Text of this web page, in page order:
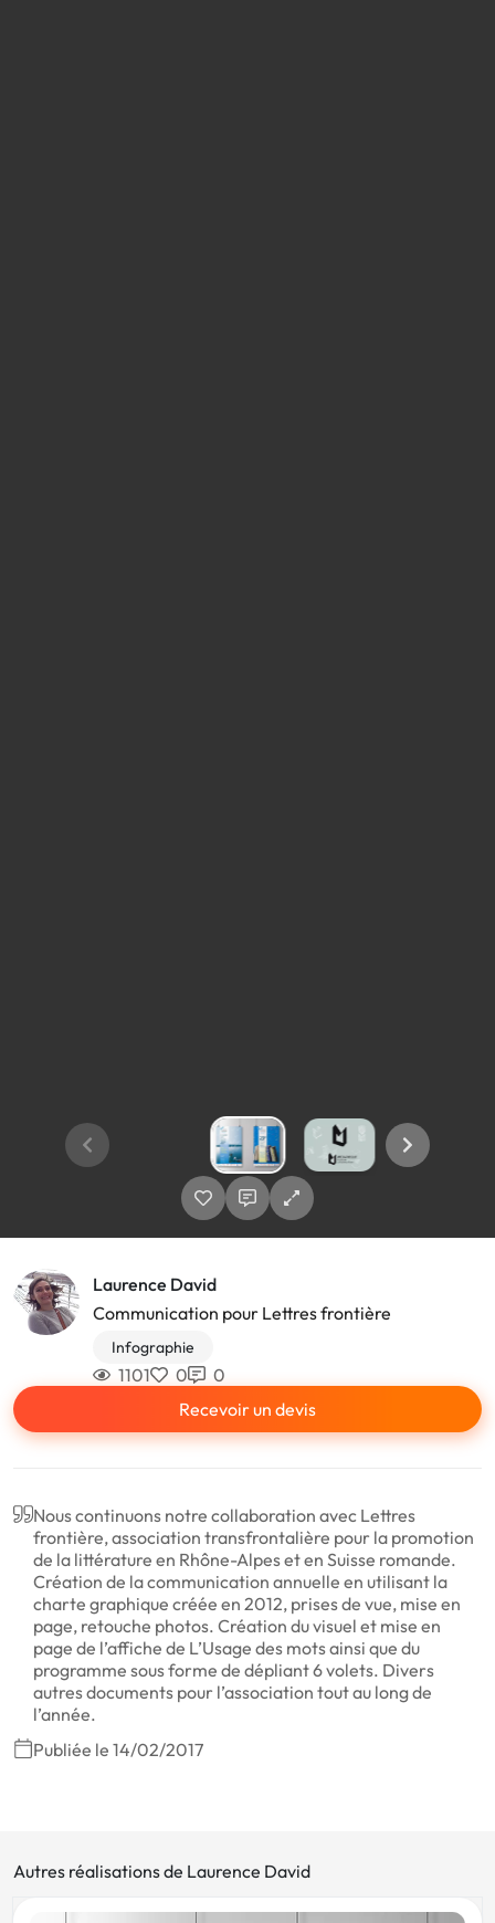
Laurence David
Communication pour Lettres frontière
Infographie
1101 0
0
Recevoir un devis
Nous continuons notre collaboration avec Lettres
frontière, association transfrontalière pour la promotion
de la littérature en Rhône-Alpes et en Suisse romande.
Création de la communication annuelle en utilisant la
charte graphique créée en 2012, prises de vue, mise en
page, retouche photos. Création du visuel et mise en
page de l’affiche de L’Usage des mots ainsi que du
programme sous forme de dépliant 6 volets. Divers
autres documents pour l’association tout au long de
l’année.
Publiée le 14/02/2017
Autres réalisations de Laurence David